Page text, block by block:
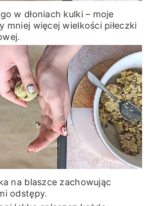
w dłoniach kulki – moje
mniej więcej wielkości piłeczki
na blaszce zachowując
odstępy.